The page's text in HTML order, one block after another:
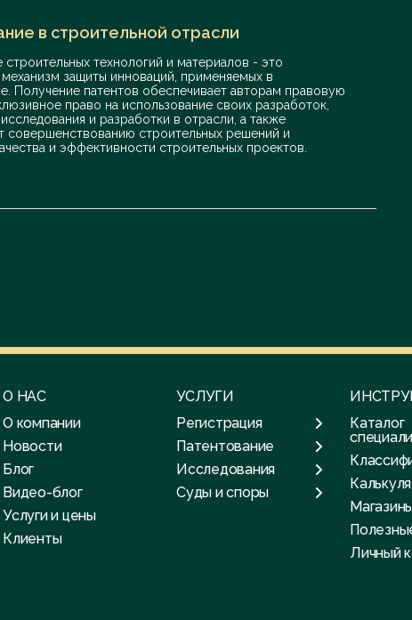
в строительной отрасли
строительных технологий и материалов - это
защиты инноваций, применяемых в
Получение патентов обеспечивает авторам правовую
право на использование своих разработок,
и разработки в отрасли, а также
совершенствованию строительных решений и
и эффективности строительных проектов.
О НАС
О компании
Новости
Блог
Видео-блог
Услуги и цены
Клиенты
УСЛУГИ
Регистрация
Патентование
Исследования
Суды и споры
Каталог
Личный